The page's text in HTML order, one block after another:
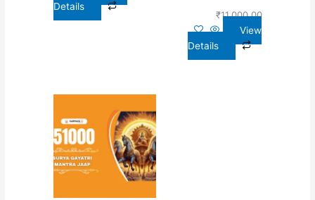
Details
₹11,000.00
View
Details